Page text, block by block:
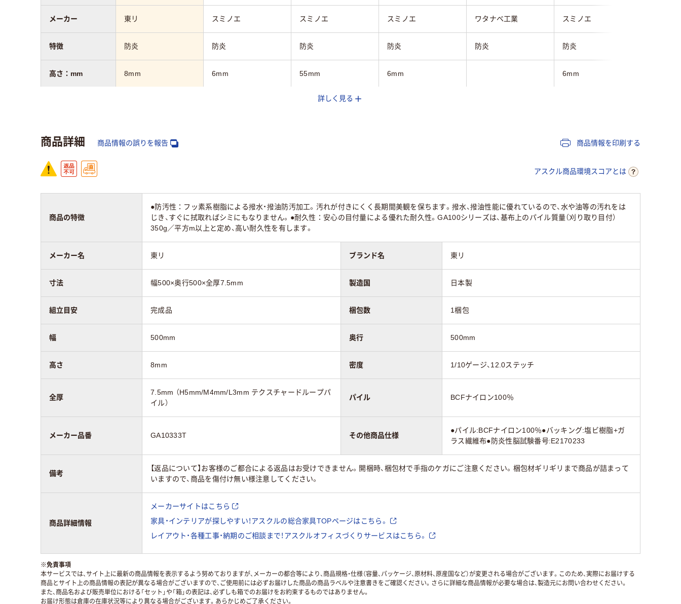
東リ スミノエ スミノエ スミノエ ワタナベ工業 スミノエ
防炎 防炎 防炎 防炎 防炎 防炎
8mm 6mm 55mm 6mm 6mm
500mm
メーカー
特徴
高さ：mm
詳しく見る
商品詳細 商品情報の誤りを報告 商品情報を印刷する
アスクル商品環境スコアとは
商品の特徴
●防汚性：フッ素系樹脂による撥水・撥油防汚加工。汚れが付きにくく長期間美観を保ちます。撥水、撥油性能に優れているので、水や油等の汚れをは
じき、すぐに拭取ればシミにもなりません。●耐久性：安心の目付量による優れた耐久性。GA100シリーズは、基布上のパイル質量（刈り取り目付）
350g／平方m以上と定め、高い耐久性を有します。
メーカー名 東リ ブランド名 東リ
寸法 幅500×奥行500×全厚7.5mm 製造国 日本製
組立目安 完成品 梱包数 1梱包
幅 500mm 奥行 500mm
高さ 8mm 密度 1/10ゲージ、12.0ステッチ
全厚
7.5mm （H5mm/M4mm/L3mm テクスチャードループパ
イル）
パイル BCFナイロン100％
メーカー品番 GA10333T その他商品仕様
●パイル:BCFナイロン100％●バッキング:塩ビ樹脂+ガ
ラス繊維布●防炎性脳試験番号:E2170233
備考
【返品について】お客様のご都合による返品はお受けできません。開梱時、梱包材で手指のケガにご注意ください。梱包材ギリギリまで商品が詰まって
いますので、商品を傷付け無い様注意してください。
商品詳細情報
メーカーサイトはこちら
家具・インテリアが探しやすい！アスクルの総合家具TOPページはこちら。
レイアウト・各種工事・納期のご相談まで！アスクルオフィスづくりサービスはこちら。
※免責事項
本サービスでは、サイト上に最新の商品情報を表示するよう努めておりますが、メーカーの都合等により、商品規格・仕様（容量、パッケージ、原材料、原産国など）が変更される場合がございます。このため、実際にお届けする
商品とサイト上の商品情報の表記が異なる場合がございますので、ご使用前には必ずお届けした商品の商品ラベルや注意書きをご確認ください。さらに詳細な商品情報が必要な場合は、製造元にお問い合わせください。
また、商品名および販売単位における「セット」や「箱」の表記は、必ずしも箱でのお届けをお約束するものではありません。
お届け形態は倉庫の在庫状況等により異なる場合がございます。あらかじめご了承ください。